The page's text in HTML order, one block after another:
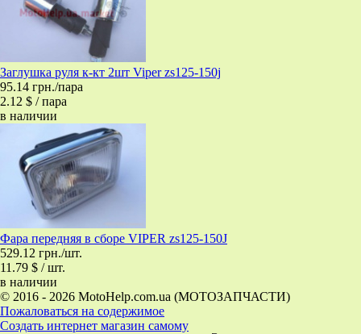
Заглушка руля к-кт 2шт Viper zs125-150j
95.14 грн./пара
2.12 $ / пара
в наличии
Фара передняя в сборе VIPER zs125-150J
529.12 грн./шт.
11.79 $ / шт.
в наличии
© 2016 - 2026 MotoHelp.com.ua (МОТОЗАПЧАСТИ)
Пожаловаться на содержимое
Создать интернет магазин самому